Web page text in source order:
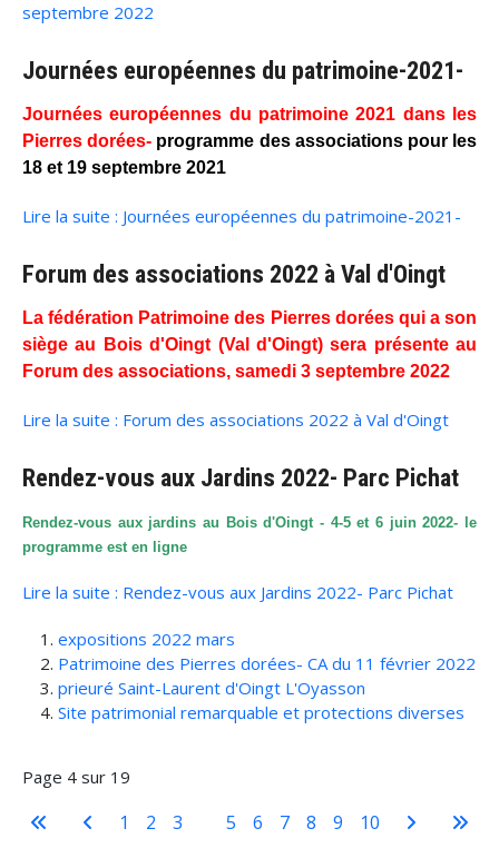
septembre 2022
Journées européennes du patrimoine-2021-
Journées européennes du patrimoine 2021 dans les
Pierres dorées- programme des associations pour les
18 et 19 septembre 2021
Lire la suite : Journées européennes du patrimoine-2021-
Forum des associations 2022 à Val d'Oingt
La fédération Patrimoine des Pierres dorées qui a son
siège au Bois d'Oingt (Val d'Oingt)sera présente au
Forum des associations, samedi 3 septembre 2022
Lire la suite : Forum des associations 2022 à Val d'Oingt
Rendez-vous aux Jardins 2022- Parc Pichat
Rendez-vous aux jardins au Bois d'Oingt - 4-5 et 6 juin 2022- le
programme est en ligne
Lire la suite : Rendez-vous aux Jardins 2022- Parc Pichat
expositions 2022 mars
Patrimoine des Pierres dorées- CA du 11 février 2022
prieuré Saint-Laurent d'Oingt L'Oyasson
Site patrimonial remarquable et protections diverses
Page 4 sur 19
1 2 3 5 6 7 8 9 10